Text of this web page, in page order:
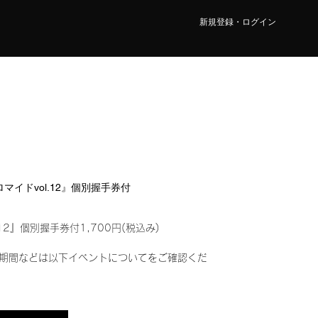
新規登録・ログイン
イドvol.12』個別握手券付
』個別握手券付1,700円(税込み)
間などは以下イベントについてをご確認くだ